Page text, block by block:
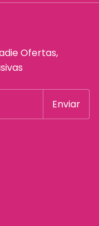
Ofertas,